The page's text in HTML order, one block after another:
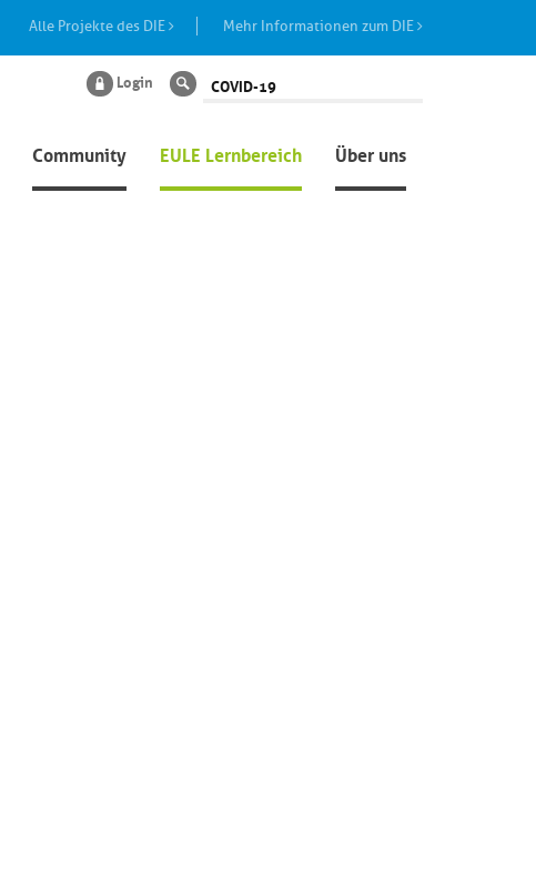
Alle Projekte des DIE Mehr Informationen zum DIE
Community EULE Lernbereich Über uns
Login Suche